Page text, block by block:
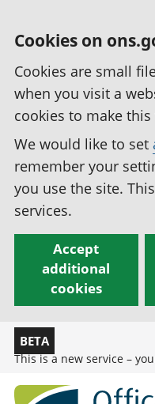
Cookies on
Cookies are small
when you visit a
cookies to make
We would like to set
remember your
you use the site.
services.
Accept
additional
cookies
BETA
This is a new service –